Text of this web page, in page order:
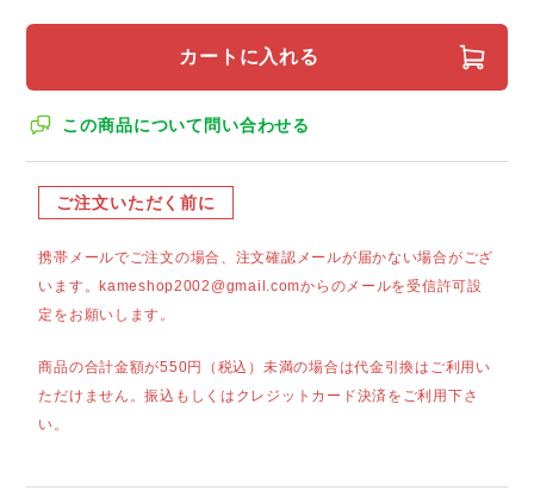
カートに入れる
この商品について問い合わせる
ご注文いただく前に
携帯メールでご注文の場合、注文確認メールが届かない場合がござ
います。kameshop2002@gmail.comからのメールを受信許可設
定をお願いします。
商品の合計金額が550円（税込）未満の場合は代金引換はご利用い
ただけません。振込もしくはクレジットカード決済をご利用下さ
い。